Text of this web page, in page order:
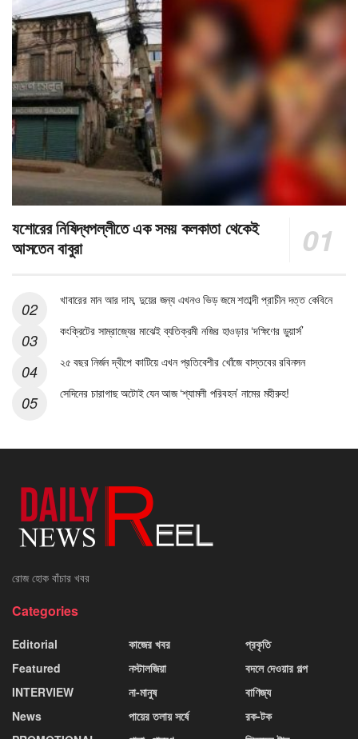
যশোরের নিষিদ্ধপল্লীতে এক সময় কলকাতা থেকেই
আসতেন বাবুরা
খাবারের মান আর দাম, দুয়ের জন্য এখনও ভিড় জমে শতাব্দী প্রাচীন দত্ত কেবিনে
কংক্রিটের সাম্রাজ্যের মাঝেই ব্যতিক্রমী নজির হাওড়ার ‘দক্ষিণের ডুয়ার্স’
২৫ বছর নির্জন দ্বীপে কাটিয়ে এখন প্রতিবেশীর খোঁজে বাস্তবের রবিনসন
সেদিনের চারাগাছ অটোই যেন আজ ‘শ্যামলী পরিবহন’ নামের মহীরুহ!
রোজ হোক বাঁচার খবর
Categories
Editorial
Featured
INTERVIEW
News
কাজের খবর
নস্টালজিয়া
না-মানুষ
পায়ের তলায় সর্ষে
প্রকৃতি
বদলে দেওয়ার গল্প
বাণিজ্য
রক-টক